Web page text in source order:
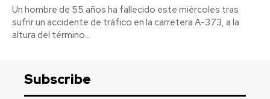
Un hombre de 55 años ha fallecido este miércoles tras
sufrir un accidente de tráfico en la carretera A-373, a la
altura del término...
Subscribe